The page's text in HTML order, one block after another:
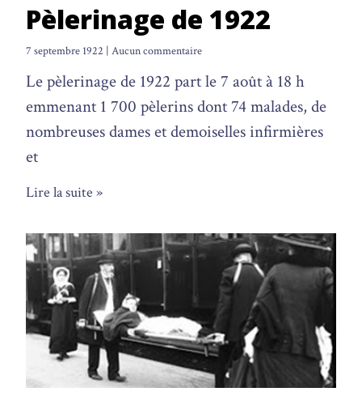
Pèlerinage de 1922
7 septembre 1922 Aucun commentaire
Le pèlerinage de 1922 part le 7 août à 18 h
emmenant 1 700 pèlerins dont 74 malades, de
nombreuses dames et demoiselles infirmières
et
Lire la suite »